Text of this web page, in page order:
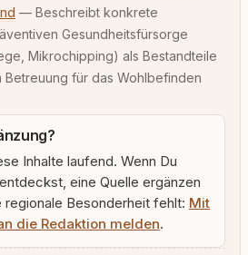
— Beschreibt konkrete
Gesundheitsfürsorge
Mikrochipping) als Bestandteile
Betreuung für das Wohlbefinden
Inhalte laufend. Wenn Du
eine Quelle ergänzen
Besonderheit fehlt: Mit
die Redaktion melden.